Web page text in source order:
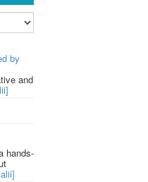
by
and
hands-